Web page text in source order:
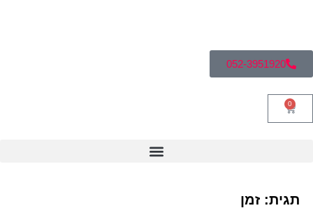
052-3951920
0
תגית: זמן